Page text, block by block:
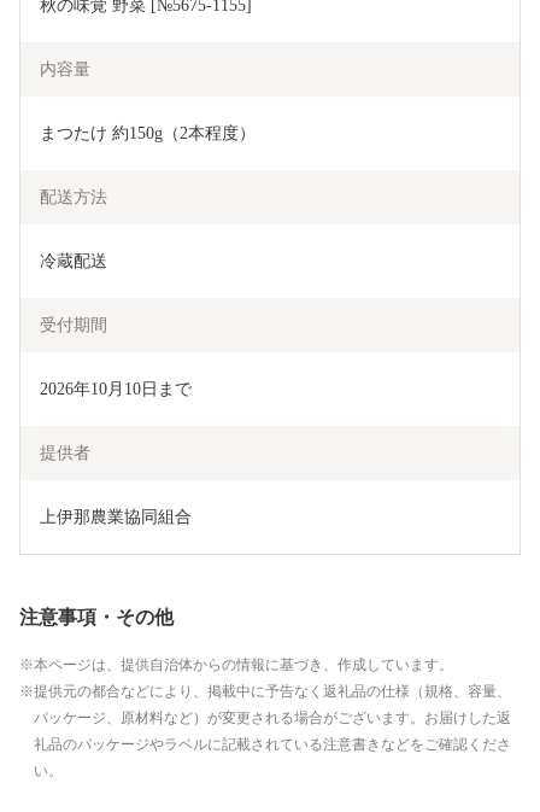
秋の味覚 野菜 [№5675-1155]
内容量
まつたけ 約150g（2本程度）
配送方法
冷蔵配送
受付期間
2026年10月10日まで
提供者
上伊那農業協同組合
注意事項・その他
本ページは、提供自治体からの情報に基づき、作成しています。
提供元の都合などにより、掲載中に予告なく返礼品の仕様（規格、容量、
パッケージ、原材料など）が変更される場合がございます。お届けした返
礼品のパッケージやラベルに記載されている注意書きなどをご確認くださ
い。